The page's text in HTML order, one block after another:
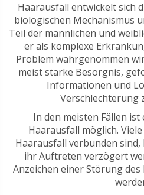
Haarausfall entwickelt sich
biologischen Mechanismus
Teil der männlichen und
er als komplexe
Problem wahrgenommen
meist starke Besorgnis,
Informationen und
Verschlechterung
In den meisten Fällen
Haarausfall möglich.
Haarausfall verbunden
ihr Auftreten verzögert
Anzeichen einer Störung